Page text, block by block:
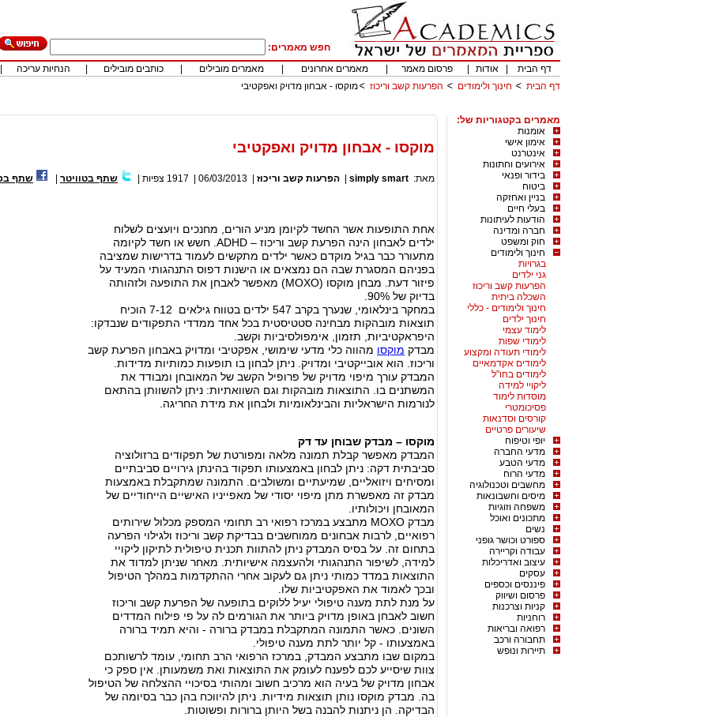
חפש מאמרים:
דף הבית
אודות פרסום מאמר מאמרים אחרונים מאמרים מובילים כותבים מובילים הנחיות עריכה
דף הבית
חינוך ולימודים הפרעות קשב וריכוז מוקסו - אבחון מדויק ואפקטיבי
מאמרים בקטגוריות של:
אומנות
אימון אישי
אינטרנט
אירועים וחתונות
בידור ופנאי
ביטוח
בניין ואחזקה
בעלי חיים
הודעות לעיתונות
חברה ומדינה
חוק ומשפט
חינוך ולימודים
בגרויות
גני ילדים
הפרעות קשב וריכוז
השכלה ביתית
חינוך ולימודים - כללי
חינוך ילדים
לימוד עצמי
לימודי שפות
לימודי תעודה ומקצוע
לימודים אקדמאיים
לימודים בחו"ל
ליקויי למידה
מוסדות לימוד
פסיכומטרי
קורסים וסדנאות
שיעורים פרטיים
יופי וטיפוח
מדעי החברה
מדעי הטבע
מדעי הרוח
מחשבים וטכנולוגיה
מיסים וחשבונאות
משפחה וזוגיות
מתכונים ואוכל
נשים
ספורט וכושר גופני
עבודה וקריירה
עיצוב ואדריכלות
עסקים
פיננסים וכספים
פרסום ושיווק
קניות וצרכנות
רוחניות
רפואה ובריאות
תחבורה ורכב
תיירות ונופש
מוקסו - אבחון מדויק ואפקטיבי
מאת: simply smart הפרעות קשב וריכוז 06/03/2013
1917 צפיות שתף בטוויטר שתף
אחת התופעות אשר החשד לקיומן מניע הורים, מחנכים ויועצים לשלוח
ילדים לאבחון הינה הפרעת קשב וריכוז – ADHD. חשש או חשד לקיומה
מתעורר כבר בגיל מוקדם כאשר ילדים מתקשים לעמוד בדרישות שמציבה
בפניהם המסגרת שבה הם נמצאים או הישנות דפוס התנהגותי המעיד על
פיזור דעת. מבחן מוקסו (MOXO) מאפשר לאבחן את התופעה ולזהותה
בדיוק של 90%.
במחקר בינלאומי, שנערך בקרב 547 ילדים בטווח גילאים 7-12 הוכיח
תוצאות מובהקות מבחינה סטטיסטית בכל אחד ממדדי התפקודים שנבדקו:
היפראקטיביות, תזמון, אימפולסיביות וקשב.
מבדק מוקסו מהווה כלי מדעי שימושי, אפקטיבי ומדויק באבחון הפרעת קשב
וריכוז. הוא אובייקטיבי ומדויק. ניתן לבחון בו תופעות כמותיות מדידות.
המבדק עורך מיפוי מדויק של פרופיל הקשב של המאובחן ומבודד את
המשתנים בו. התוצאות מובהקות וגם השוואתיות: ניתן להשוותן בהתאם
לנורמות הישראליות והבינלאומיות ולבחון את מידת החריגה.
מוקסו – מבדק שבוחן עד דק
המבדק מאפשר קבלת תמונה מלאה ומפורטת של תפקודים ברזולוציה
סביבתית דקה: ניתן לבחון באמצעותו תפקוד בהינתן גירויים סביבתיים
ומסיחים ויזואליים, שמיעתיים ומשולבים. התמונה שמתקבלת באמצעות
מבדק זה מאפשרת מתן מיפוי יסודי של מאפייניו האישיים הייחודיים של
המאובחן ויכולותיו.
מבדק MOXO מתבצע במרכז רפואי רב תחומי המספק מכלול שירותים
רפואיים, לרבות אבחונים ממוחשבים בבדיקת קשב וריכוז ולגילוי הפרעה
בתחום זה. על בסיס המבדק ניתן להתוות תכנית טיפולית לתיקון ליקויי
למידה, לשיפור התנהגותי ולהעצמה אישיותית. מאחר שניתן למדוד את
התוצאות במדד כמותי ניתן גם לעקוב אחרי ההתקדמות במהלך הטיפול
ובכך לאמוד את האפקטיביות שלו.
על מנת לתת מענה טיפולי יעיל ללוקים בתופעה של הפרעת קשב וריכוז
חשוב לאבחן באופן מדויק ביותר את הגורמים לה על פי פילוח המדדים
השונים. כאשר התמונה המתקבלת במבדק ברורה - והיא תמיד ברורה
באמצעותו - קל יותר לתת מענה טיפולי.
במקום שבו מתבצע המבדק, במרכז הרפואי הרב תחומי, עומד לרשותכם
צוות שיסייע לכם לפענח לעומק את התוצאות ואת משמעותן. אין ספק כי
אבחון מדויק של בעיה הוא מרכיב חשוב ומהותי בסיכויי ההצלחה של הטיפול
בה. מבדק מוקסו נותן תוצאות מידיות. ניתן להיווכח בהן כבר בסיומה של
הבדיקה. הן ניתנות להבנה בשל היותן ברורות ופשוטות.